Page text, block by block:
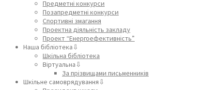
Предметні конкурси
Позапредметні конкурси
Спортивні змагання
Проектна діяльність закладу
Проект “Енергоефективність”
Наша бібліотека⇩
Шкільна бібліотека
Віртуальна⇩
За прізвищами письменників
Шкільне самоврядування⇩